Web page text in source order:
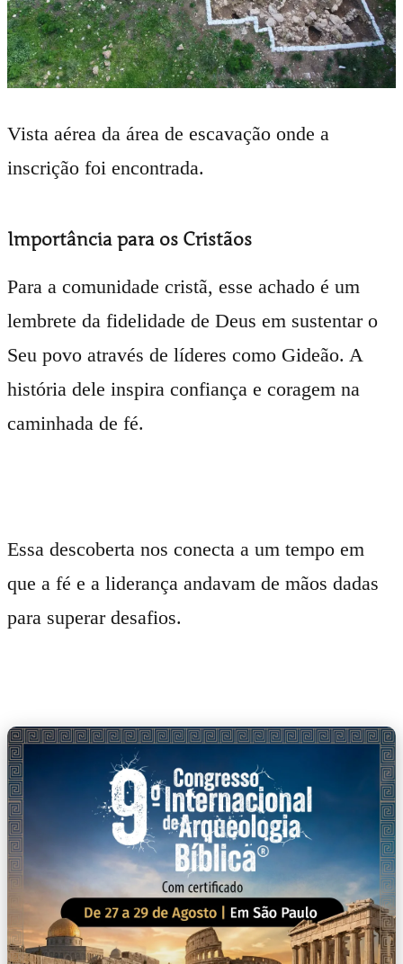
Vista aérea da área de escavação onde a
inscrição foi encontrada.
Importância para os Cristãos
Para a comunidade cristã, esse achado é um
lembrete da fidelidade de Deus em sustentar o
Seu povo através de líderes como Gideão. A
história dele inspira confiança e coragem na
caminhada de fé.
Essa descoberta nos conecta a um tempo em
que a fé e a liderança andavam de mãos dadas
para superar desafios.